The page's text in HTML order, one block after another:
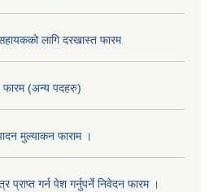
लागि दरखास्त फारम
फारम (अन्य पदहरु)
मुल्याक‌न फाराम ।
प्राप्त गर्न पेश गर्नुपर्ने निवेदन फारम ।